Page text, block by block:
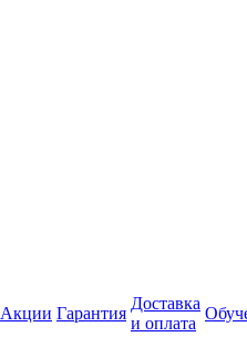
Акции Гарантия
Доставка
и оплата